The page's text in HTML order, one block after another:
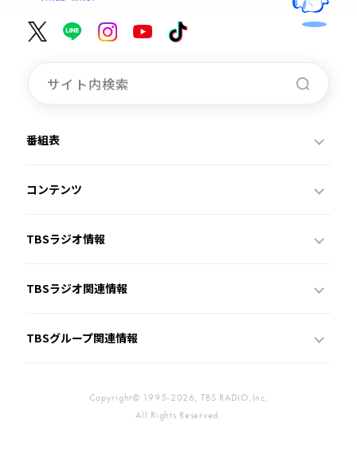
番組表
コンテンツ
TBSラジオ情報
TBSラジオ関連情報
TBSグループ関連情報
Copyright© 1995-2026, TBS RADIO,Inc.
All Rights Reserved.